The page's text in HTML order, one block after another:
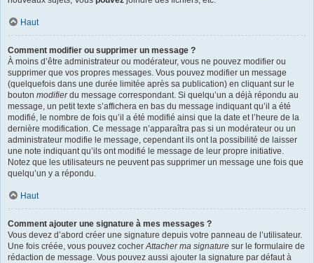
Haut
Comment modifier ou supprimer un message ?
À moins d’être administrateur ou modérateur, vous ne pouvez modifier ou
supprimer que vos propres messages. Vous pouvez modifier un message
(quelquefois dans une durée limitée après sa publication) en cliquant sur le
bouton modifierdu message correspondant. Si quelqu’un a déjà répondu au
message, un petit texte s’affichera en bas du message indiquant qu’il a été
modifié, le nombre de fois qu’il a été modifié ainsi que la date et l’heure de la
dernière modification. Ce message n’apparaîtra pas si un modérateur ou un
administrateur modifie le message, cependant ils ont la possibilité de laisser
une note indiquant qu’ils ont modifié le message de leur propre initiative.
Notez que les utilisateurs ne peuvent pas supprimer un message une fois que
quelqu’un y a répondu.
Haut
Comment ajouter une signature à mes messages ?
Vous devez d’abord créer une signature depuis votre panneau de l’utilisateur.
Une fois créée, vous pouvez cocherAttacher ma signature sur le formulaire de
rédaction de message. Vous pouvez aussi ajouter la signature par défaut à